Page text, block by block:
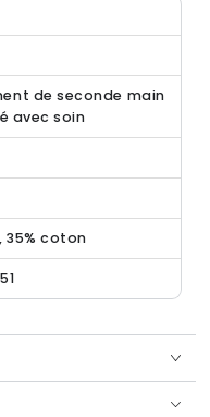
de seconde main
avec soin
35% coton